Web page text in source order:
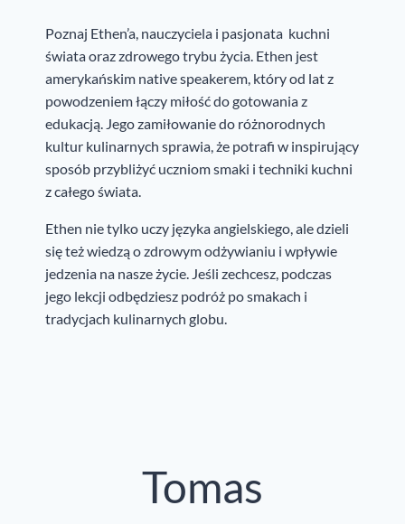
Poznaj Ethen’a, nauczyciela i pasjonata kuchni
świata oraz zdrowego trybu życia. Ethen jest
amerykańskim native speakerem, który od lat z
powodzeniem łączy miłość do gotowania z
edukacją. Jego zamiłowanie do różnorodnych
kultur kulinarnych sprawia, że potrafi w inspirujący
sposób przybliżyć uczniom smaki i techniki kuchni
z całego świata.
Ethen nie tylko uczy języka angielskiego, ale dzieli
się też wiedzą o zdrowym odżywianiu i wpływie
jedzenia na nasze życie. Jeśli zechcesz, podczas
jego lekcji odbędziesz podróż po smakach i
tradycjach kulinarnych globu.
Tomas